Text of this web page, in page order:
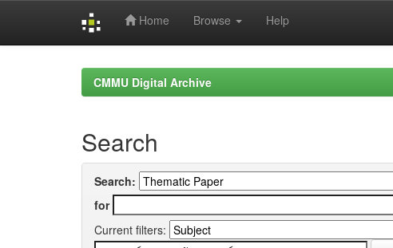
Home Browse Help
CMMU Digital Archive
Search
Search:
for
Current filters: